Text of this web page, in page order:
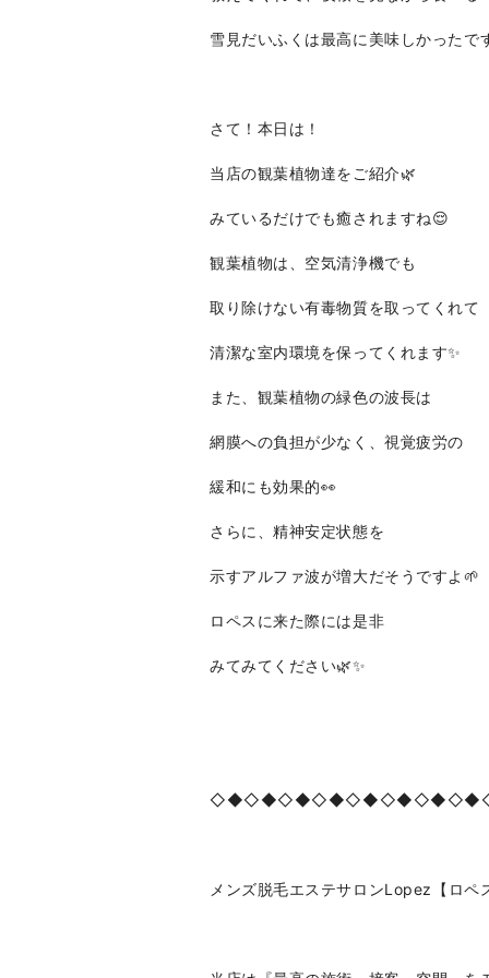
雪見だいふくは最高に美味しかったで
さて！本日は！
当店の観葉植物達をご紹介🌿
みているだけでも癒されますね😌
観葉植物は、空気清浄機でも
取り除けない有毒物質を取ってくれて
清潔な室内環境を保ってくれます✨
また、観葉植物の緑色の波長は
網膜への負担が少なく、視覚疲労の
緩和にも効果的👀
さらに、精神安定状態を
示すアルファ波が増大だそうですよ🌱
ロペスに来た際には是非
みてみてください🌿✨
メンズ脱毛エステサロンLopez【ロペ